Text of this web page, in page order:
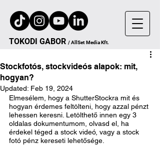
TOKODI GABOR /AllSet Media Kft.
Stockfotós, stockvideós alapok: mit,
hogyan?
Updated: Feb 19, 2024
Elmesélem, hogy a ShutterStockra mit és
hogyan érdemes feltölteni, hogy azzal pénzt
lehessen keresni. Letölthető innen egy 3
oldalas dokumentumom, olvasd el, ha
érdekel téged a stock videó, vagy a stock
fotó pénz kereseti lehetősége.